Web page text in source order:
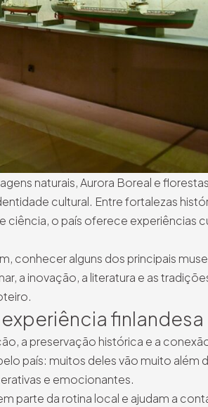
naturais, Aurora Boreal e
cultural. Entre fortalezas
ciência, o país oferece experiências
conhecer alguns dos principais
a inovação, a literatura e as
finlandesa
a preservação histórica e a
país: muitos deles vão muito além
e emocionantes.
parte da rotina local e ajudam a